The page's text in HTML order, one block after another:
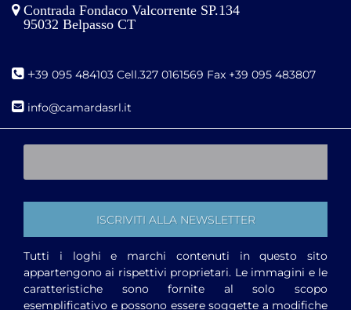
Contrada Fondaco Valcorrente SP.134
95032 Belpasso CT
+39 095 484103 Cell.327 0161569 Fax +39 095 483807
info@camardasrl.it
Tutti i loghi e marchi contenuti in questo sito
appartengono ai rispettivi proprietari. Le immagini e le
caratteristiche sono fornite al solo scopo
esemplificativo e possono essere soggette a modifiche